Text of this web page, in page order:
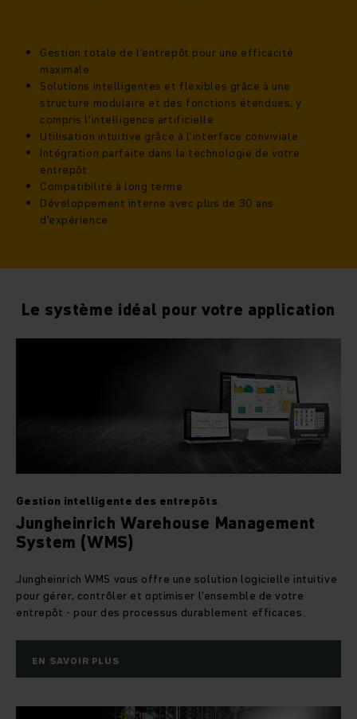
Gestion totale de l'entrepôt pour une efficacité
maximale
Solutions intelligentes et flexibles grâce à une
structure modulaire et des fonctions étendues, y
compris l'intelligence artificielle
Utilisation intuitive grâce à l'interface conviviale
Intégration parfaite dans la technologie de votre
entrepôt
Compatibilité à long terme
Développement interne avec plus de 30 ans
d'expérience
Le système idéal pour votre application
Gestion intelligente des entrepôts
Jungheinrich Warehouse Management
System (WMS)
Jungheinrich WMS vous offre une solution logicielle intuitive
pour gérer, contrôler et optimiser l'ensemble de votre
entrepôt - pour des processus durablement efficaces.
EN SAVOIR PLUS